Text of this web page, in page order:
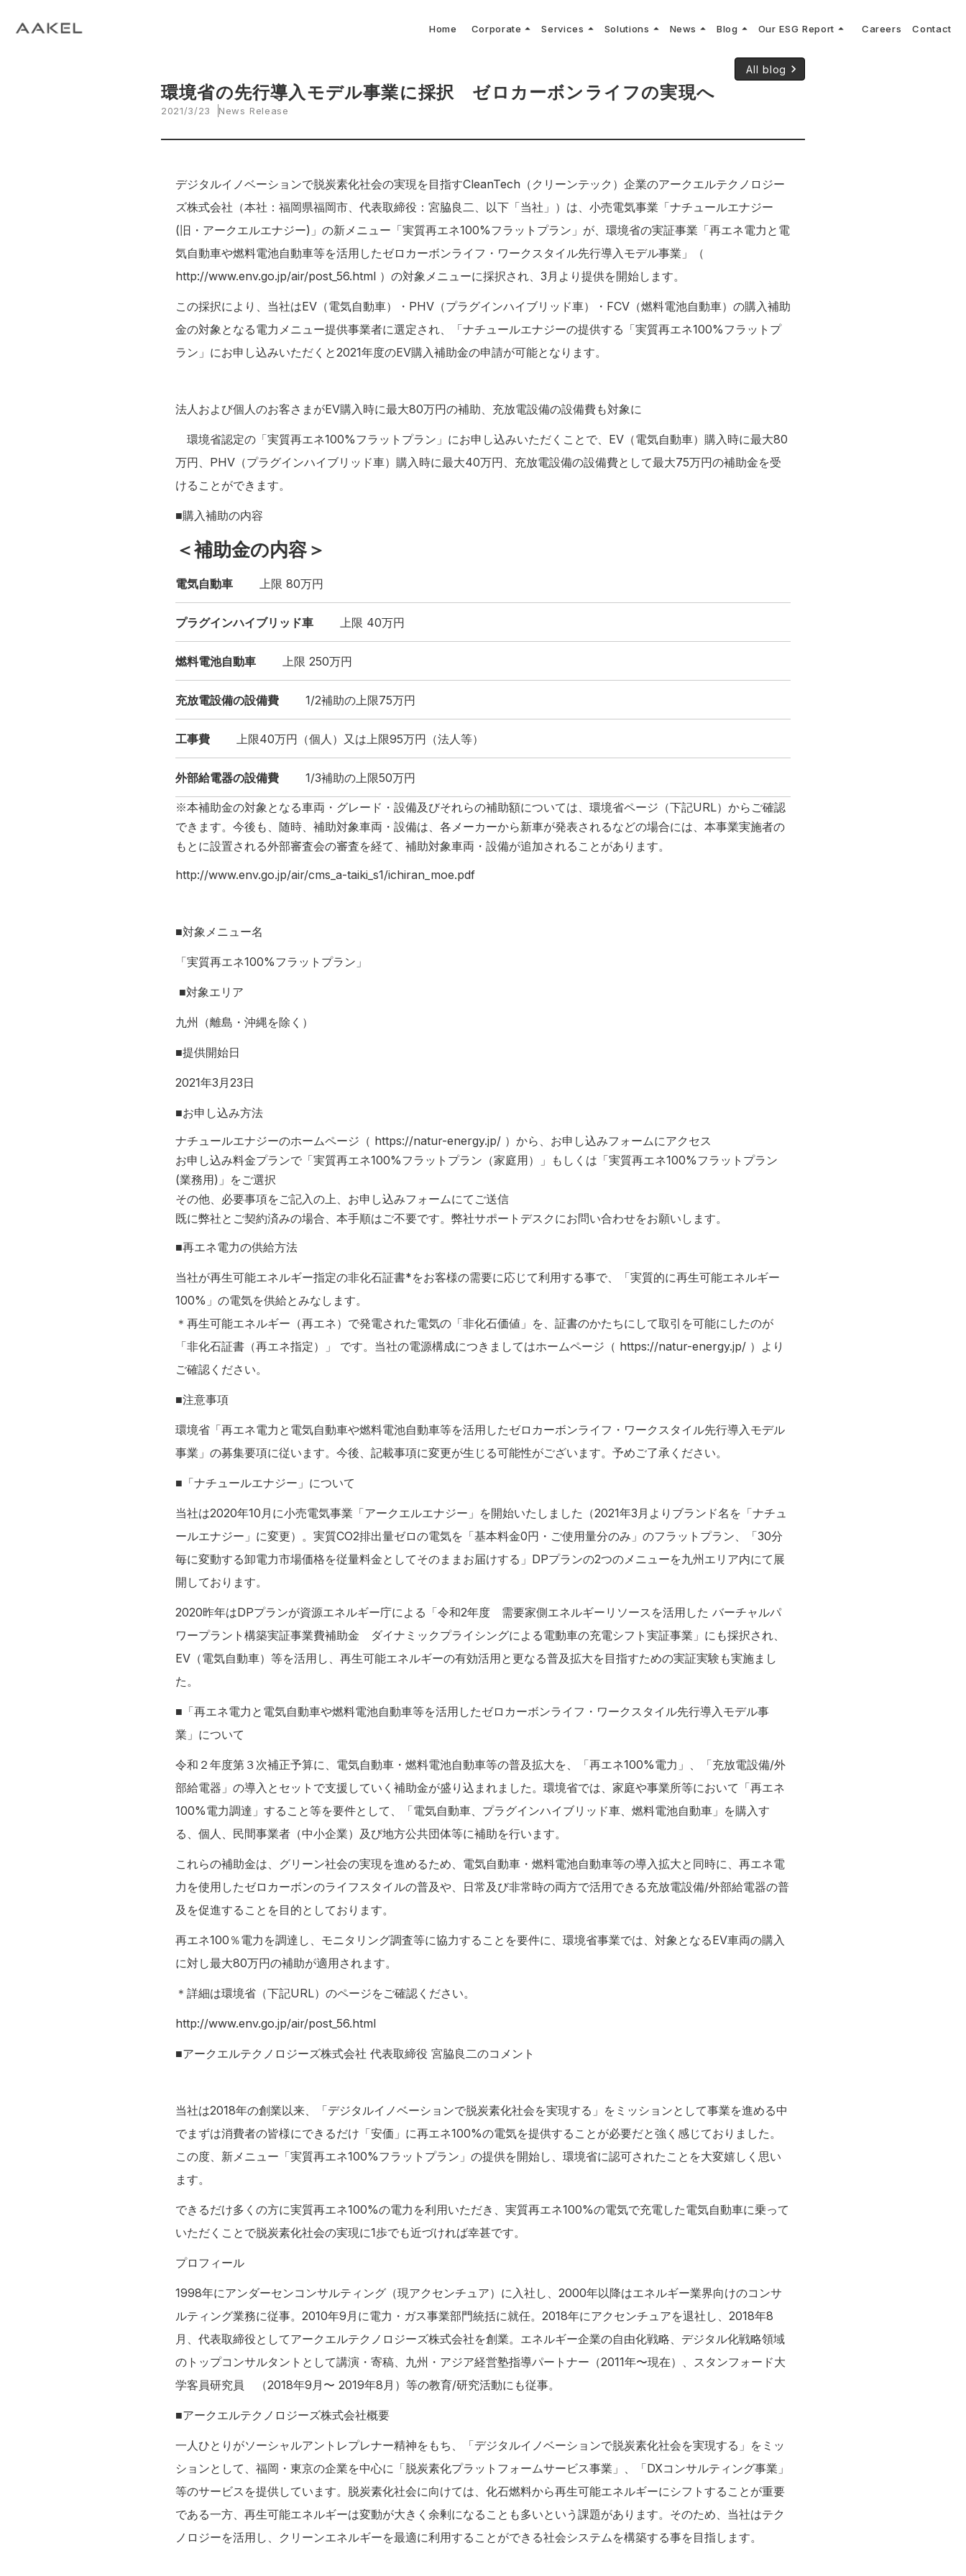
Home Corporate arrow_drop_up
keyboard_arrow_right
Services arrow_drop_up
arrow_drop_up
keyboard_arrow_right
keyboard_arrow_right
keyboard_arrow_right
EV Consulting DX Consulting
Solutions arrow_drop_up News arrow_drop_up
keyboard_arrow_right CEO Activities keyboard_arrow_right
Blog arrow_drop_up
当社EVコンサルタントによる最新の車両技術、業界トレンドなどに関するブログ
Our ESG Report arrow_drop_up
keyboard_arrow_right 資材調達方針 keyboard_arrow_right サスティナビリティ行動指針
Careers Contact
All blog keyboard_arrow_right
環境省の先行導入モデル事業に採択 ゼロカーボンライフの実現へ
2021/3/23 News Release
デジタルイノベーションで脱炭素化社会の実現を目指すCleanTech（クリーンテック）企業のアークエルテクノロジー
ズ株式会社（本社：福岡県福岡市、代表取締役：宮脇良二、以下「当社」）は、小売電気事業「ナチュールエナジー
(旧・アークエルエナジー)」の新メニュー「実質再エネ100%フラットプラン」が、環境省の実証事業「再エネ電力と電
気自動車や燃料電池自動車等を活用したゼロカーボンライフ・ワークスタイル先行導入モデル事業」（
http://www.env.go.jp/air/post_56.html ）の対象メニューに採択され、3月より提供を開始します。
この採択により、当社はEV（電気自動車）・PHV（プラグインハイブリッド車）・FCV（燃料電池自動車）の購入補助
金の対象となる電力メニュー提供事業者に選定され、「ナチュールエナジーの提供する「実質再エネ100%フラットプ
ラン」にお申し込みいただくと2021年度のEV購入補助金の申請が可能となります。
法人および個人のお客さまがEV購入時に最大80万円の補助、充放電設備の設備費も対象に
環境省認定の「実質再エネ100%フラットプラン」にお申し込みいただくことで、EV（電気自動車）購入時に最大80
万円、PHV（プラグインハイブリッド車）購入時に最大40万円、充放電設備の設備費として最大75万円の補助金を受
けることができます。
■購入補助の内容
＜補助金の内容＞
電気自動車 上限 80万円
プラグインハイブリッド車 上限 40万円
燃料電池自動車 上限 250万円
充放電設備の設備費 1/2補助の上限75万円
工事費 上限40万円（個人）又は上限95万円（法人等）
外部給電器の設備費 1/3補助の上限50万円
※本補助金の対象となる車両・グレード・設備及びそれらの補助額については、環境省ページ（下記URL）からご確認
できます。今後も、随時、補助対象車両・設備は、各メーカーから新車が発表されるなどの場合には、本事業実施者の
もとに設置される外部審査会の審査を経て、補助対象車両・設備が追加されることがあります。
http://www.env.go.jp/air/cms_a-taiki_s1/ichiran_moe.pdf
■対象メニュー名
「実質再エネ100%フラットプラン」
■対象エリア
九州（離島・沖縄を除く）
■提供開始日
2021年3月23日
■お申し込み方法
ナチュールエナジーのホームページ（ https://natur-energy.jp/ ）から、お申し込みフォームにアクセス
お申し込み料金プランで「実質再エネ100%フラットプラン（家庭用）」もしくは「実質再エネ100%フラットプラン
(業務用)」をご選択
その他、必要事項をご記入の上、お申し込みフォームにてご送信
既に弊社とご契約済みの場合、本手順はご不要です。弊社サポートデスクにお問い合わせをお願いします。
■再エネ電力の供給方法
当社が再生可能エネルギー指定の⾮化⽯証書*をお客様の需要に応じて利⽤する事で、「実質的に再生可能エネルギー
100%」の電気を供給とみなします。
＊再生可能エネルギー（再エネ）で発電された電気の「非化石価値」を、証書のかたちにして取引を可能にしたのが
「非化石証書（再エネ指定）」 です。当社の電源構成につきましてはホームページ（ https://natur-energy.jp/ ）より
ご確認ください。
■注意事項
環境省「再エネ電力と電気自動車や燃料電池自動車等を活用したゼロカーボンライフ・ワークスタイル先行導入モデル
事業」の募集要項に従います。今後、記載事項に変更が生じる可能性がございます。予めご了承ください。
■「ナチュールエナジー」について
当社は2020年10月に小売電気事業「アークエルエナジー」を開始いたしました（2021年3月よりブランド名を「ナチュ
ールエナジー」に変更）。実質CO2排出量ゼロの電気を「基本料金0円・ご使用量分のみ」のフラットプラン、「30分
毎に変動する卸電力市場価格を従量料金としてそのままお届けする」DPプランの2つのメニューを九州エリア内にて展
開しております。
2020昨年はDPプランが資源エネルギー庁による「令和2年度 需要家側エネルギーリソースを活用した バーチャルパ
ワープラント構築実証事業費補助金 ダイナミックプライシングによる電動車の充電シフト実証事業」にも採択され、
EV（電気自動車）等を活用し、再生可能エネルギーの有効活用と更なる普及拡大を目指すための実証実験も実施まし
た。
■「再エネ電力と電気自動車や燃料電池自動車等を活用したゼロカーボンライフ・ワークスタイル先行導入モデル事
業」について
令和２年度第３次補正予算に、電気自動車・燃料電池自動車等の普及拡大を、「再エネ100%電力」、「充放電設備/外
部給電器」の導入とセットで支援していく補助金が盛り込まれました。環境省では、家庭や事業所等において「再エネ
100%電力調達」すること等を要件として、「電気自動車、プラグインハイブリッド車、燃料電池自動車」を購入す
る、個人、民間事業者（中小企業）及び地方公共団体等に補助を行います。
これらの補助金は、グリーン社会の実現を進めるため、電気自動車・燃料電池自動車等の導入拡大と同時に、再エネ電
力を使用したゼロカーボンのライフスタイルの普及や、日常及び非常時の両方で活用できる充放電設備/外部給電器の普
及を促進することを目的としております。
再エネ100％電力を調達し、モニタリング調査等に協力することを要件に、環境省事業では、対象となるEV車両の購入
に対し最大80万円の補助が適用されます。
＊詳細は環境省（下記URL）のページをご確認ください。
http://www.env.go.jp/air/post_56.html
■アークエルテクノロジーズ株式会社 代表取締役 宮脇良二のコメント
当社は2018年の創業以来、「デジタルイノベーションで脱炭素化社会を実現する」をミッションとして事業を進める中
でまずは消費者の皆様にできるだけ「安価」に再エネ100%の電気を提供することが必要だと強く感じておりました。
この度、新メニュー「実質再エネ100%フラットプラン」の提供を開始し、環境省に認可されたことを大変嬉しく思い
ます。
できるだけ多くの方に実質再エネ100%の電力を利用いただき、実質再エネ100%の電気で充電した電気自動車に乗って
いただくことで脱炭素化社会の実現に1歩でも近づければ幸甚です。
プロフィール
1998年にアンダーセンコンサルティング（現アクセンチュア）に入社し、2000年以降はエネルギー業界向けのコンサ
ルティング業務に従事。2010年9月に電力・ガス事業部門統括に就任。2018年にアクセンチュアを退社し、2018年8
月、代表取締役としてアークエルテクノロジーズ株式会社を創業。エネルギー企業の自由化戦略、デジタル化戦略領域
のトップコンサルタントとして講演・寄稿、九州・アジア経営塾指導パートナー（2011年〜現在）、スタンフォード大
学客員研究員 （2018年9月〜 2019年8月）等の教育/研究活動にも従事。
■アークエルテクノロジーズ株式会社概要
一人ひとりがソーシャルアントレプレナー精神をもち、「デジタルイノベーションで脱炭素化社会を実現する」をミッ
ションとして、福岡・東京の企業を中心に「脱炭素化プラットフォームサービス事業」、「DXコンサルティング事業」
等のサービスを提供しています。脱炭素化社会に向けては、化石燃料から再生可能エネルギーにシフトすることが重要
である一方、再生可能エネルギーは変動が大きく余剰になることも多いという課題があります。そのため、当社はテク
ノロジーを活用し、クリーンエネルギーを最適に利用することができる社会システムを構築する事を目指します。